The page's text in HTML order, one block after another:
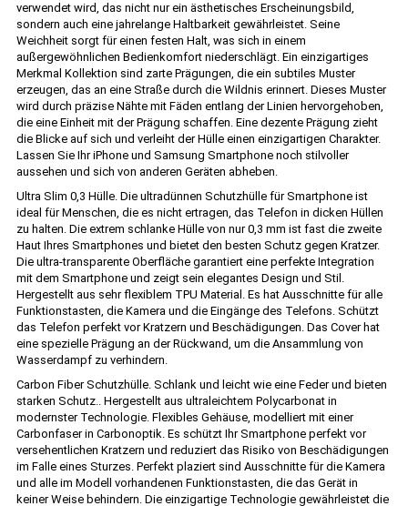
verwendet wird, das nicht nur ein ästhetisches Erscheinungsbild,
sondern auch eine jahrelange Haltbarkeit gewährleistet. Seine
Weichheit sorgt für einen festen Halt, was sich in einem
außergewöhnlichen Bedienkomfort niederschlägt. Ein einzigartiges
Merkmal Kollektion sind zarte Prägungen, die ein subtiles Muster
erzeugen, das an eine Straße durch die Wildnis erinnert. Dieses Muster
wird durch präzise Nähte mit Fäden entlang der Linien hervorgehoben,
die eine Einheit mit der Prägung schaffen. Eine dezente Prägung zieht
die Blicke auf sich und verleiht der Hülle einen einzigartigen Charakter.
Lassen Sie Ihr iPhone und Samsung Smartphone noch stilvoller
aussehen und sich von anderen Geräten abheben.
Ultra Slim 0,3 Hülle. Die ultradünnen Schutzhülle für Smartphone ist
ideal für Menschen, die es nicht ertragen, das Telefon in dicken Hüllen
zu halten. Die extrem schlanke Hülle von nur 0,3 mm ist fast die zweite
Haut Ihres Smartphones und bietet den besten Schutz gegen Kratzer.
Die ultra-transparente Oberfläche garantiert eine perfekte Integration
mit dem Smartphone und zeigt sein elegantes Design und Stil.
Hergestellt aus sehr flexiblem TPU Material. Es hat Ausschnitte für alle
Funktionstasten, die Kamera und die Eingänge des Telefons. Schützt
das Telefon perfekt vor Kratzern und Beschädigungen. Das Cover hat
eine spezielle Prägung an der Rückwand, um die Ansammlung von
Wasserdampf zu verhindern.
Carbon Fiber Schutzhülle. Schlank und leicht wie eine Feder und bieten
starken Schutz.. Hergestellt aus ultraleichtem Polycarbonat in
modernster Technologie. Flexibles Gehäuse, modelliert mit einer
Carbonfaser in Carbonoptik. Es schützt Ihr Smartphone perfekt vor
versehentlichen Kratzern und reduziert das Risiko von Beschädigungen
im Falle eines Sturzes. Perfekt plaziert sind Ausschnitte für die Kamera
und alle im Modell vorhandenen Funktionstasten, die das Gerät in
keiner Weise behindern. Die einzigartige Technologie gewährleistet die